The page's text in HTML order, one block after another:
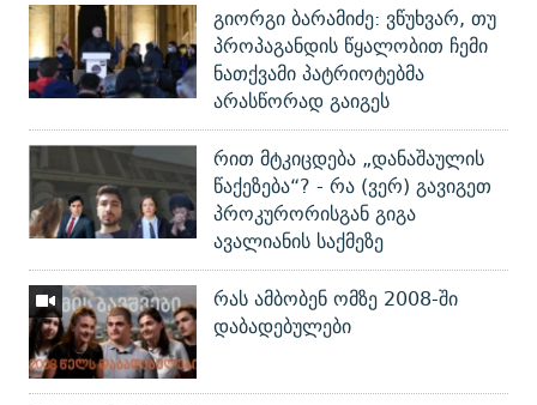
გიორგი ბარამიძე: ვწუხვარ, თუ
პროპაგანდის წყალობით ჩემი
ნათქვამი პატრიოტებმა
არასწორად გაიგეს
რით მტკიცდება „დანაშაულის
წაქეზება“? - რა (ვერ) გავიგეთ
პროკურორისგან გიგა
ავალიანის საქმეზე
რას ამბობენ ომზე 2008-ში
დაბადებულები